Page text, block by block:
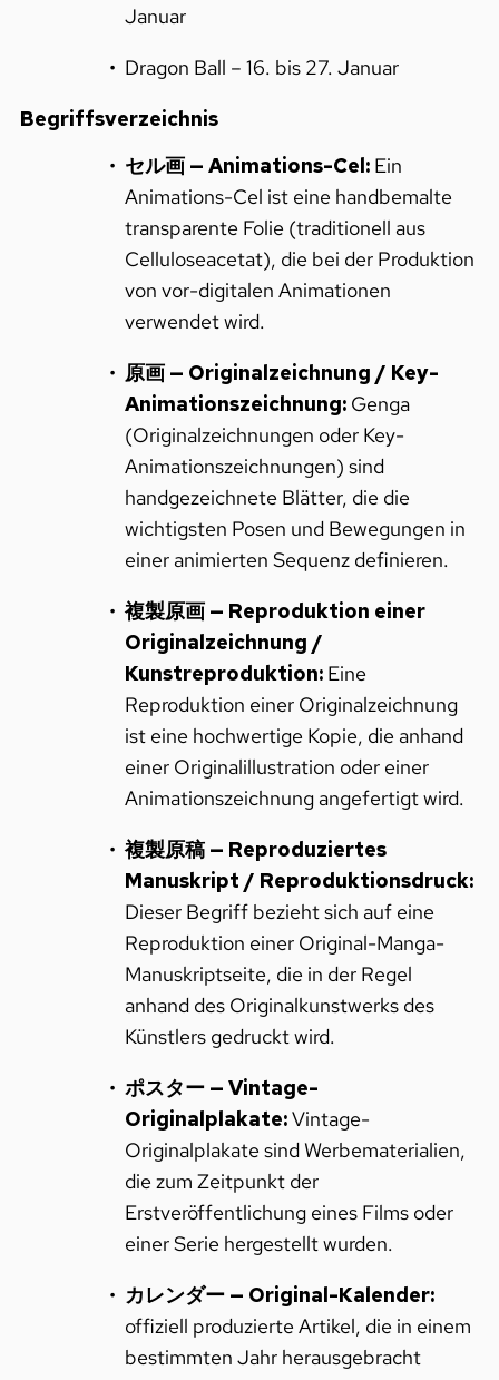
Januar
Dragon Ball – 16. bis 27. Januar
Begriffsverzeichnis
セル画 — Animations-Cel: Ein
Animations-Cel ist eine handbemalte
transparente Folie (traditionell aus
Celluloseacetat), die bei der Produktion
von vor-digitalen Animationen
verwendet wird.
原画 — Originalzeichnung / Key-
Animationszeichnung: Genga
(Originalzeichnungen oder Key-
Animationszeichnungen) sind
handgezeichnete Blätter, die die
wichtigsten Posen und Bewegungen in
einer animierten Sequenz definieren.
複製原画 — Reproduktion einer
Originalzeichnung /
Kunstreproduktion: Eine
Reproduktion einer Originalzeichnung
ist eine hochwertige Kopie, die anhand
einer Originalillustration oder einer
Animationszeichnung angefertigt wird.
複製原稿 — Reproduziertes
Manuskript / Reproduktionsdruck:
Dieser Begriff bezieht sich auf eine
Reproduktion einer Original-Manga-
Manuskriptseite, die in der Regel
anhand des Originalkunstwerks des
Künstlers gedruckt wird.
ポスター — Vintage-
Originalplakate:Vintage-
Originalplakate sind Werbematerialien,
die zum Zeitpunkt der
Erstveröffentlichung eines Films oder
einer Serie hergestellt wurden.
カレンダー — Original-Kalender:
offiziell produzierte Artikel, die in einem
bestimmten Jahr herausgebracht